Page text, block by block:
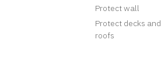
Protect wall
Protect decks and
roofs